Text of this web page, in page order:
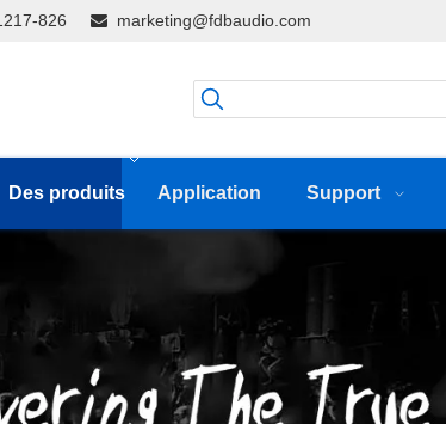
826  marketing@fdbaudio.com
Des produits Application Support